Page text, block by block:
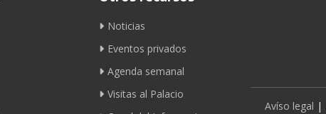
Noticias
Eventos privados
Agenda semanal
Visitas al Palacio
Avíso legal |